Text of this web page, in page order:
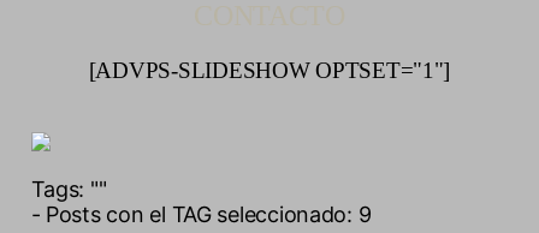
[ADVPS-SLIDESHOW OPTSET="1"]
Tags: ""
- Posts con el TAG seleccionado: 9